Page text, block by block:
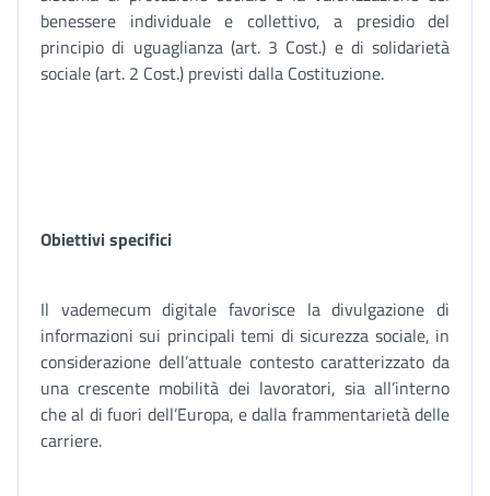
benessere individuale e collettivo, a presidio del
principio di uguaglianza (art. 3 Cost.) e di solidarietà
sociale (art. 2 Cost.) previsti dalla Costituzione.
Obiettivi specifici
Il vademecum digitale favorisce la divulgazione di
informazioni sui principali temi di sicurezza sociale, in
considerazione dell’attuale contesto caratterizzato da
una crescente mobilità dei lavoratori, sia all’interno
che al di fuori dell’Europa, e dalla frammentarietà delle
carriere.